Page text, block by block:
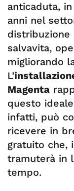
anticaduta,
anni nel
distribuzione
salvavita,
migliorando
L’
Magenta
questo
infatti, può
ricevere in
gratuito che,
tramuterà in
tempo.